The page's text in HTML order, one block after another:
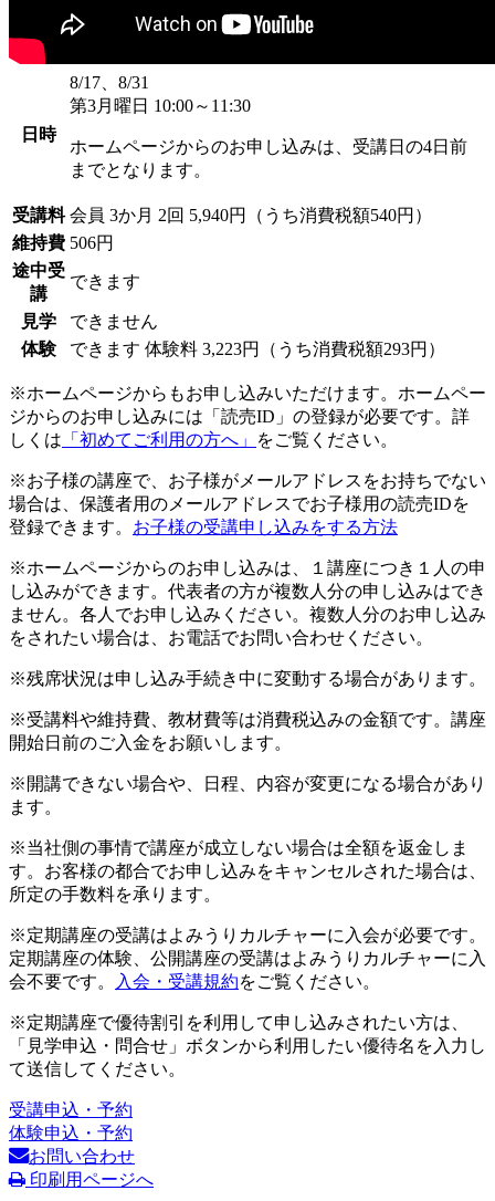
日時
8/17、8/31
第3月曜日 10:00～11:30
ホームページからのお申し込みは、受講日の4日前
までとなります。
受講料 会員 3か月 2回 5,940円（うち消費税額540円）
維持費 506円
途中受
講
できます
見学
できません
体験
できます 体験料 3,223円（うち消費税額293円）
※ホームページからもお申し込みいただけます。ホームペー
ジからのお申し込みには「読売ID」の登録が必要です。詳
しくは 「初めてご利用の方へ」 をご覧ください。
※お子様の講座で、お子様がメールアドレスをお持ちでない
場合は、保護者用のメールアドレスでお子様用の読売IDを
登録できます。 お子様の受講申し込みをする方法
※ホームページからのお申し込みは、１講座につき１人の申
し込みができます。代表者の方が複数人分の申し込みはでき
ません。各人でお申し込みください。複数人分のお申し込み
をされたい場合は、お電話でお問い合わせください。
※残席状況は申し込み手続き中に変動する場合があります。
※受講料や維持費、教材費等は消費税込みの金額です。講座
開始日前のご入金をお願いします。
※開講できない場合や、日程、内容が変更になる場合があり
ます。
※当社側の事情で講座が成立しない場合は全額を返金しま
す。お客様の都合でお申し込みをキャンセルされた場合は、
所定の手数料を承ります。
※定期講座の受講はよみうりカルチャーに入会が必要です。
定期講座の体験、公開講座の受講はよみうりカルチャーに入
会不要です。
入会・受講規約をご覧ください。
※定期講座で優待割引を利用して申し込みされたい方は、
「見学申込・問合せ」ボタンから利用したい優待名を入力し
て送信してください。
受講申込・予約
体験申込・予約
お問い合わせ
印刷用ページへ